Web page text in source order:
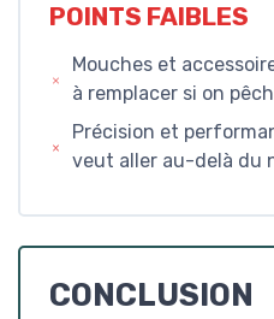
POINTS FAIBLES
Mouches et
à remplacer si on
Précision et
veut aller au-delà du
CONCLUSION